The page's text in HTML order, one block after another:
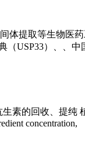
提取等生物医
USP33）、、
生素的回收、
concentration,